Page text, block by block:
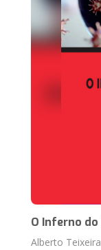
O Inferno
Alberto